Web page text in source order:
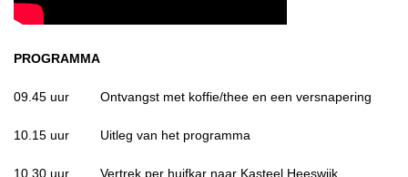
PROGRAMMA
09.45 uur Ontvangst met koffie/thee en een versnapering
10.15 uur Uitleg van het programma
10.30 uur
Vertrek per huifkar naar Kasteel Heeswijk